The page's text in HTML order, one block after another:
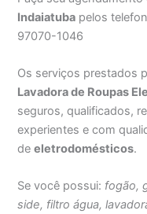
Indaiatuba pelos
97070-1046
Os serviços prestados
Lavadora de Roupas
seguros, qualificados,
experientes e com
deeletrodomésticos.
Se você possui: fogão,
side, filtro água,